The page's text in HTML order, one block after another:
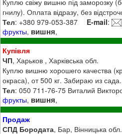
гнилу). Оплата відразу, без
Тел: +380 979-053-387 E-mail:
фрукты, вишня,
Купівля
ЧП, Харьков , Харківська обл.
Куплю вишню хорошего качества
окраса), от 500 кг. Забираю из сада.
Тел: 050 711-76-75 Виталий
фрукты, вишня,
Продаж
СПД Бородата, Бар, Вінницька обл.